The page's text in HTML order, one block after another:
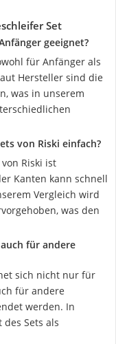
Set
geeignet?
für Anfänger als
Hersteller sind die
was in unserem
von Riski einfach?
Riski ist
Kanten kann schnell
Vergleich wird
was den
für andere
sich nicht nur für
für andere
werden. In
Sets als